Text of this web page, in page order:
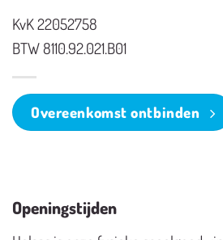
KvK 22052758
BTW 8110.92.021.B01
Overeenkomst ontbinden
Openingstijden